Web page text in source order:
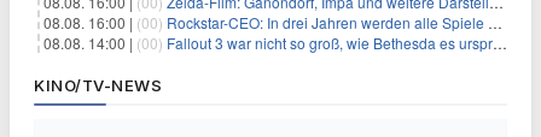
08.08. 16:00 | (00) Rockstar-CEO: In drei Jahren werden alle Spiele gestreamt
08.08. 14:00 | (00) Fallout 3 war nicht so groß, wie Bethesda es ursprünglich wollte
KINO/TV-NEWS